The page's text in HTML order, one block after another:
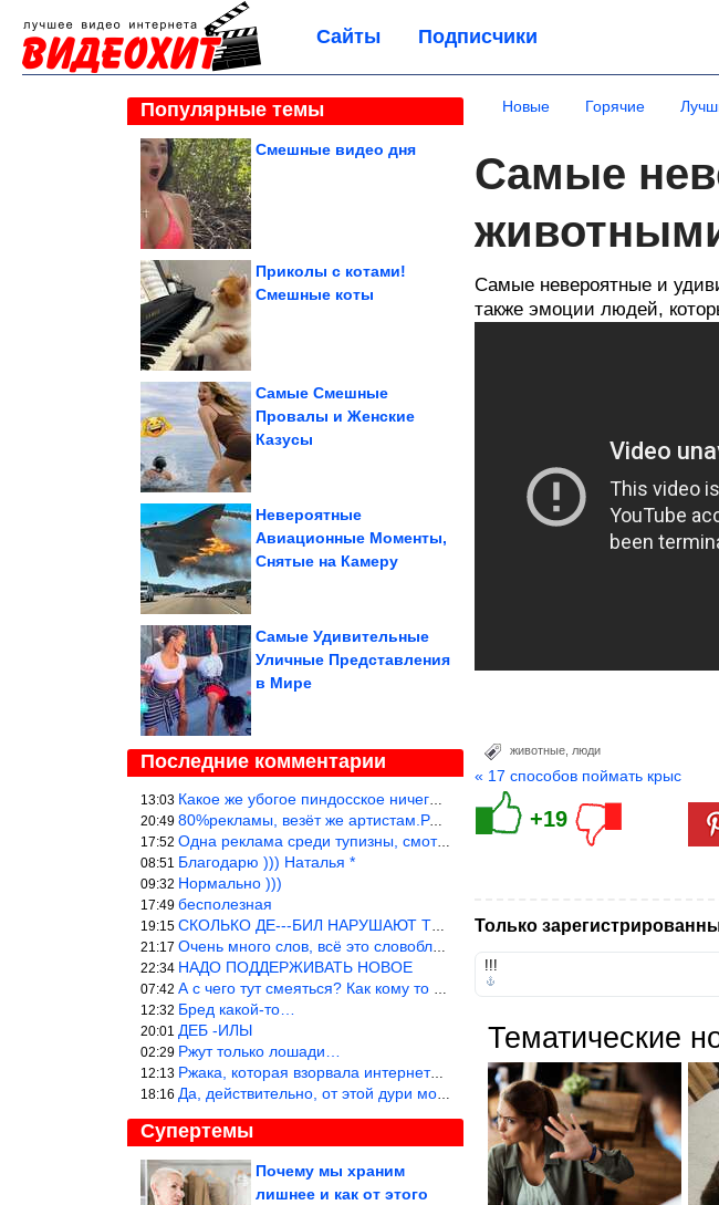
Сайты Подписчики
Популярные темы
Смешные видео дня
Приколы с котами!
Смешные коты
Самые Смешные
Провалы и Женские
Казусы
Heвepoᴙтныe
Авиaциoнныe Мoмeнты,
Снᴙтыe нa Кaмepy
Самые Удивительные
Уличные Представления
в Мире
Последние комментарии
13:03 Какое же убогое пиндосское ничего. Наташ, и не стыдно такую фигн
20:49 80%рекламы, везёт же артистам.Режиссёры, сценаристы вы где или к
17:52 Одна реклама среди тупизны, смотреть невозможно.
08:51 Благодарю ))) Наталья *
09:32 Нормально )))
17:49 бесполезная
19:15 СКОЛЬКО ДЕ---БИЛ НАРУШАЮТ ТЕХНИКУ БЕЗОПАСНОСТИ
21:17 Очень много слов, всё это словоблудие можно было уложить в 1 мин
22:34 НАДО ПОДДЕРЖИВАТЬ НОВОЕ
07:42 А с чего тут смеяться? Как кому то больно? Не смешно.
12:32 Бред какой-то…
20:01 ДЕБ -ИЛЫ
02:29 Ржут только лошади…
12:13 Ржака, которая взорвала интернет? Нет, количество рекламы выводи
18:16 Да, действительно, от этой дури можно ржать до слёз.
Супертемы
Почему мы храним
лишнее и как от этого
Как сшить изящный
Новые Горячие
Самые
Самые невероятные и
также эмоции людей,
животные люди
« 17 способов поймать крыс
+19
Только
!!!
Тематические